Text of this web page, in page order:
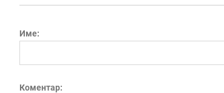
Име:
Коментар: